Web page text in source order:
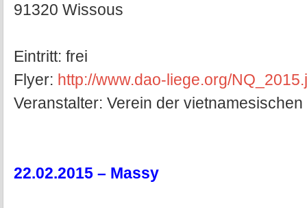
91320 Wissous
Eintritt: frei
Flyer: http://www.dao-liege.org/
Veranstalter: Verein der
22.02.2015 – Massy